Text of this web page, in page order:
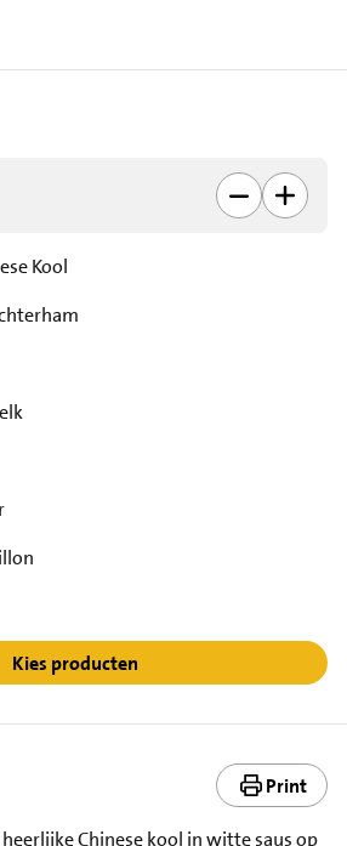
Kool
Kies producten
Print
Chinese kool in witte saus op